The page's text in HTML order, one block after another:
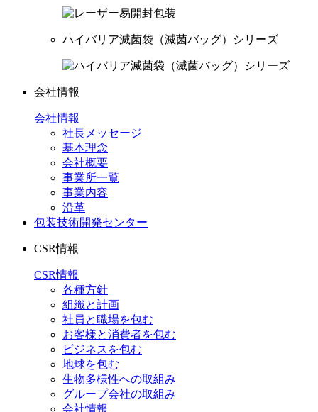
ハイバリア滅菌袋（滅菌バッグ）シリーズ
会社情報
会社情報
社長メッセージ
基本理念
会社概要
事業所一覧
事業内容
沿革
包装技術開発センター
CSR情報
CSR情報
各種方針
組織と計画
社員と職場を包む
お客様と消費者を包む
ビジネスを包む
地球を包む
生物多様性への取組み
グループ会社の取組み
会社情報